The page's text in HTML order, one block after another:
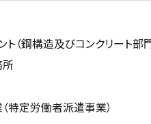
ト（鋼構造及びコンクリート
所
特定労働者派遣事業）